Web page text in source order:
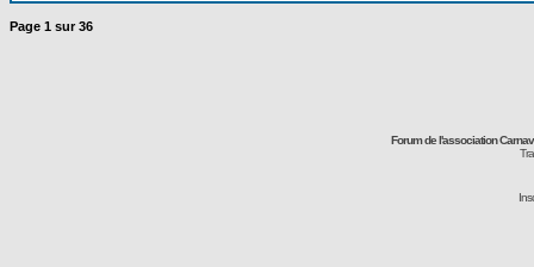
Page 1 sur36
Forum de l'association